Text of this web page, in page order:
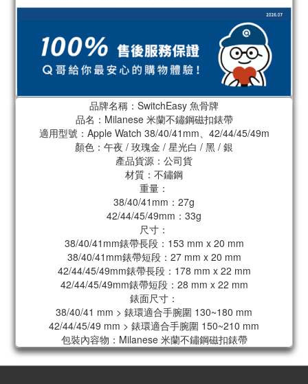
品牌名稱：SwitchEasy 魚骨牌
品名：Milanese 米蘭不鏽鋼磁扣錶帶
適用型號：Apple Watch 38/40/41mm、42/44/45/49m
顏色：午夜 / 玫瑰金 / 星光白 / 黑 / 銀
產品貨源：公司貨
材質：不鏽鋼
重量：
38/40/41mm：27g
42/44/45/49mm：33g
尺寸：
38/40/41mm錶帶長段：153 mm x 20 mm
38/40/41mm錶帶短段：27 mm x 20 mm
42/44/45/49mm錶帶長段：178 mm x 22 mm
42/44/45/49mm錶帶短段：28 mm x 22 mm
錶面尺寸：
38/40/41 mm > 錶環適合手腕圍 130~180 mm
42/44/45/49 mm > 錶環適合手腕圍 150~210 mm
包裝內容物：Milanese 米蘭不鏽鋼磁扣錶帶